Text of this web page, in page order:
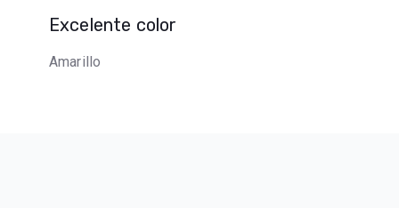
Excelente color
Amarillo